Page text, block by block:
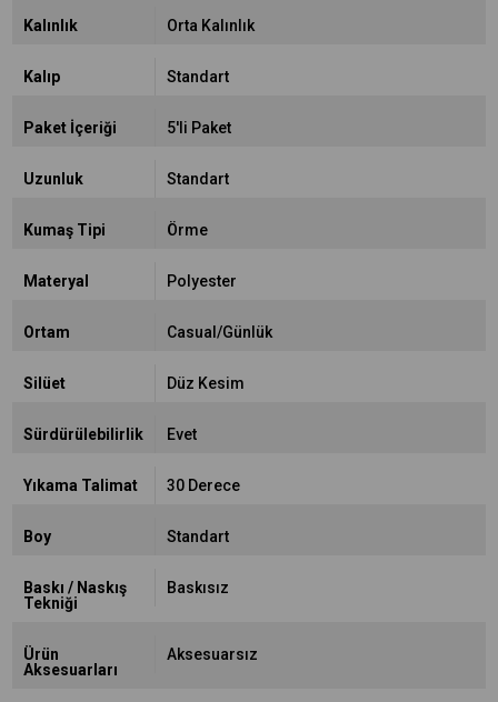
Kalınlık Orta Kalınlık
Kalıp Standart
Paket İçeriği 5'li Paket
Uzunluk Standart
Kumaş Tipi Örme
Materyal Polyester
Ortam Casual/Günlük
Silüet Düz Kesim
Sürdürülebilirlik Evet
Yıkama Talimat 30 Derece
Boy Standart
Baskı / Naskış
Tekniği
Baskısız
Ürün
Aksesuarları
Aksesuarsız